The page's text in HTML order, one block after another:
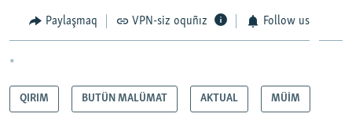
Paylaşmaq VPN-siz oquñız Follow us
*
QIRIM BUTÜN MALÜMAT AKTUAL MÜİM